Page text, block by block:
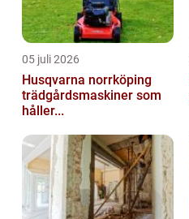
05 juli 2026
Husqvarna norrköping
trädgårdsmaskiner som
håller...